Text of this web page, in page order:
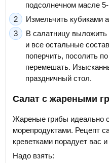
подсолнечном масле 5-
Измельчить кубиками
В салатницу
и все остальные
поперчить, посолить
перемешать.
праздничный стол.
Салат с жареными
Жареные грибы идеально
морепродуктами. Рецепт
креветками порадует вас
Надо взять: